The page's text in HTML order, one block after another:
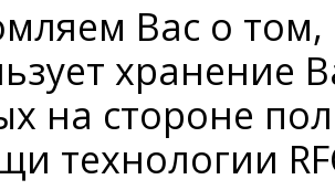
Вас о
хранение
на стороне
технологии